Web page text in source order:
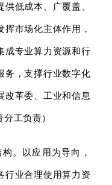
低成本、广覆盖、
市场化主体作用，
成专业算力资源和行
务，支撑行业数字化
改革委、工业和信息
工负责）
。以应用为导向，
行业合理使用算力资